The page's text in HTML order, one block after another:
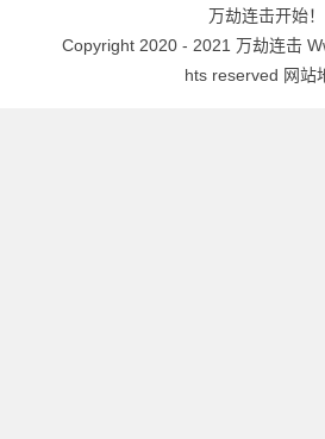
万劫连击开始！
Copyright 2020 - 2021 万劫连击
hts reserved 网站